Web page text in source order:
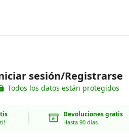
sesión/Registrarse
Todos los datos están protegidos
Devoluciones gratis
Hasta 90 días